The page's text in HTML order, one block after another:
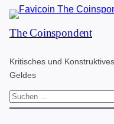
Zum
Inhalt
The Coinspondent
Kritisches und
Geldes
S